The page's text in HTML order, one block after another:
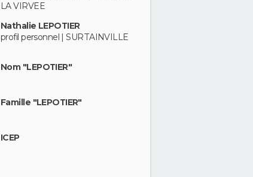
LA VIRVEE
Nathalie LEPOTIER
profil personnel | SURTAINVILLE
Nom "LEPOTIER"
Famille "LEPOTIER"
ICEP